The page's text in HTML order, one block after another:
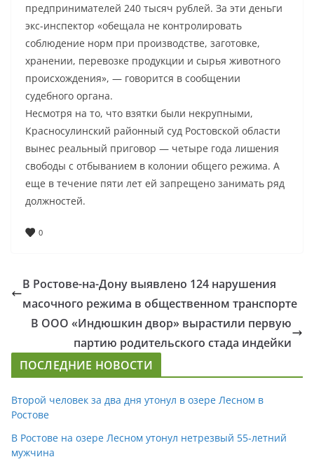
предпринимателей 240 тысяч рублей. За эти деньги
экс-инспектор «обещала не контролировать
соблюдение норм при производстве, заготовке,
хранении, перевозке продукции и сырья животного
происхождения», — говорится в сообщении
судебного органа.
Несмотря на то, что взятки были некрупными,
Красносулинский районный суд Ростовской области
вынес реальный приговор — четыре года лишения
свободы с отбыванием в колонии общего режима. А
еще в течение пяти лет ей запрещено занимать ряд
должностей.
0
В Ростове-на-Дону выявлено 124 нарушения
масочного режима в общественном транспорте
В ООО «Индюшкин двор» вырастили первую
партию родительского стада индейки
ПОСЛЕДНИЕ НОВОСТИ
Второй человек за два дня утонул в озере Лесном в
Ростове
В Ростове на озере Лесном утонул нетрезвый 55-летний
мужчина